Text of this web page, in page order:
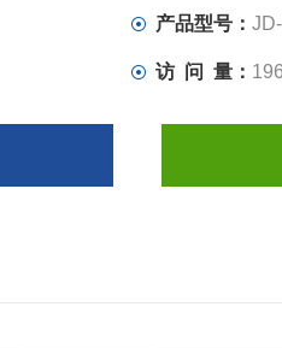
产品型号：
访 问 量：